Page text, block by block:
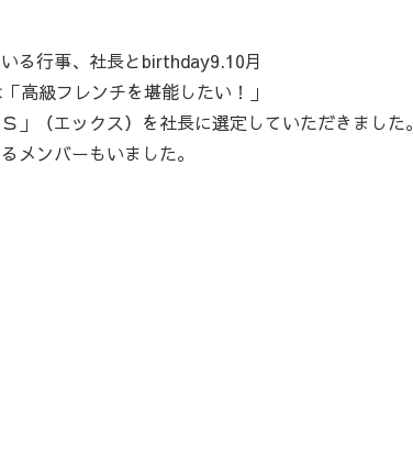
る行事、社長とbirthday9.10月
高級フレンチを堪能したい！」
」（エックス）を社長に選定していただきました。
メンバーもいました。